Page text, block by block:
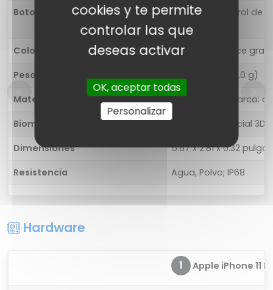
Botones
Izquierda: Control de
desbloqueo
Colores
Oro, Plata, Space
Peso
6.63 onzas (188.0 g)
Materiales
Dorso: vidrio; Marco:
Biometría
Desbloqueo facial 3D
Dimensiones
5.67 x 2.81 x 0.32
Resistencia
Agua, Polvo; IP68
Hardware
1 Apple iPhone 11
cookies y te permite
controlar las que
deseas activar
OK, aceptar todas
Personalizar